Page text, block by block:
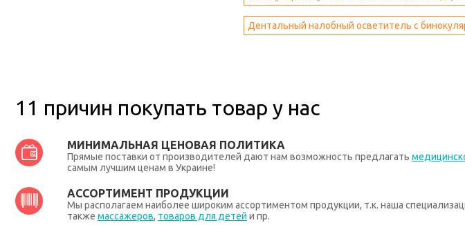
Дентальный налобный осветитель с
11 причин покупать товар у нас
МИНИМАЛЬНАЯ ЦЕНОВАЯ ПОЛИТИКА
Прямые поставки от производителей дают нам возможность предлагать
самым лучшим ценам в Украине!
АССОРТИМЕНТ ПРОДУКЦИИ
Мы располагаем наиболее широким ассортиментом продукции, т.к. наша
также массажеров, товаров для детей и пр.